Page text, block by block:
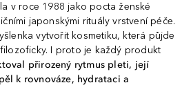
v roce 1988 jako pocta ženské
japonskými rituály vrstvení péče.
vytvořit kosmetiku, která půjde
I proto je každý produkt
přirozený rytmus pleti, její
k rovnováze, hydrataci a